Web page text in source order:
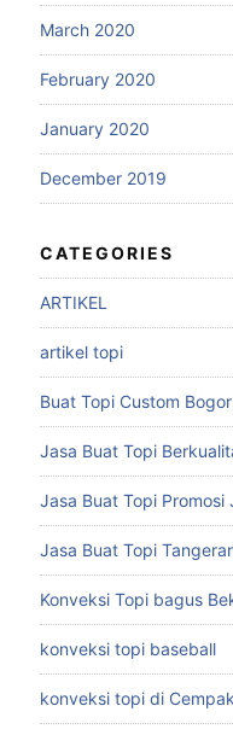
March 2020
February 2020
January 2020
December 2019
CATEGORIES
ARTIKEL
artikel topi
Buat Topi Custom
Jasa Buat Topi
Jasa Buat Topi Promosi
Jasa Buat Topi
Konveksi Topi bagus
konveksi topi baseball
konveksi topi di